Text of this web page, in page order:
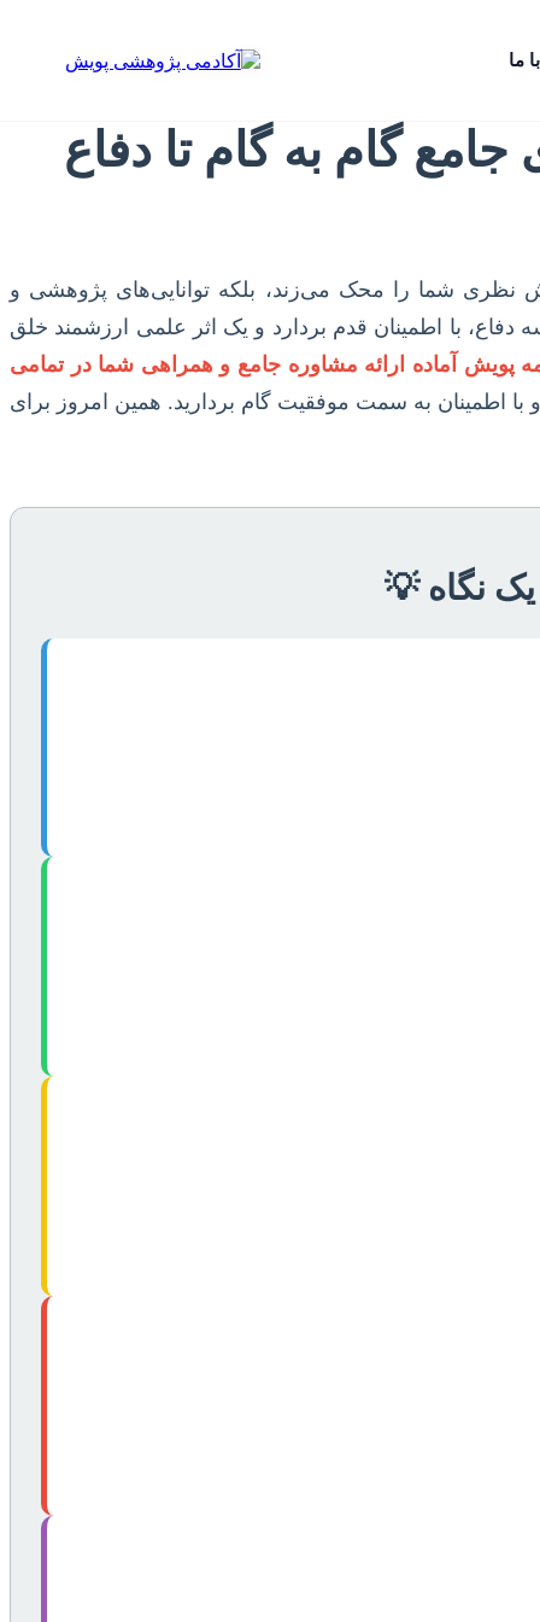
ما
جامع گام به گام تا دفاع
نظری شما را محک می‌زند، بلکه توانایی‌های پژوهشی و
دفاع، با اطمینان قدم بردارد و یک اثر علمی ارزشمند خلق
پویش آماده ارائه مشاوره جامع و همراهی شما در تمامی
اطمینان به سمت موفقیت گام بردارید. همین امروز برای
یک نگاه 💡